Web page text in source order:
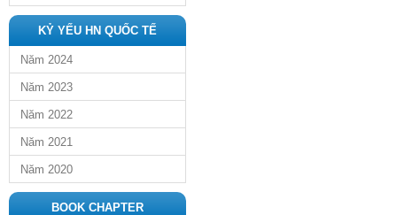
KỶ YẾU HN QUỐC TẾ
Năm 2024
Năm 2023
Năm 2022
Năm 2021
Năm 2020
BOOK CHAPTER